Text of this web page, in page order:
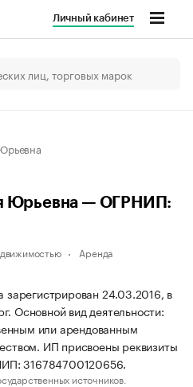
Личный кабинет
Юрьевна — ОГРНИП:
Аренда
24.03.2016, в
Основной вид деятельности:
или арендованным
ИП присвоены реквизиты
316784700120656.
источников.